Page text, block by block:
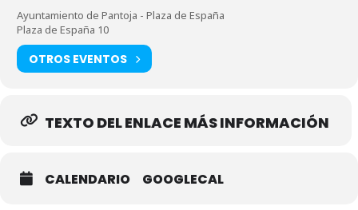
Ayuntamiento de Pantoja - Plaza de España
Plaza de España 10
OTROS EVENTOS
TEXTO DEL ENLACE MÁS INFORMACIÓN
CALENDARIO GOOGLECAL